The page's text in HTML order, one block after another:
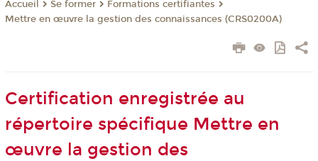
Accueil Se former
Formations certifiantes
Mettre en œuvre la gestion des connaissances (CRS0200A)
Certification enregistrée au
répertoire spécifique Mettre en
œuvre la gestion des